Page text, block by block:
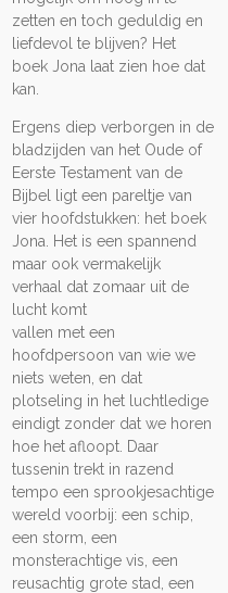
zetten en toch geduldig en
liefdevol te blijven? Het
boek Jona laat zien hoe dat
kan.
Ergens diep verborgen in de
bladzijden van het Oude of
Eerste Testament van de
Bijbel ligt een pareltje van
vier hoofdstukken: het boek
Jona. Het is een spannend
maar ook vermakelijk
verhaal dat zomaar uit de
lucht komt
vallen met een
hoofdpersoon van wie we
niets weten, en dat
plotseling in het luchtledige
eindigt zonder dat we horen
hoe het afloopt. Daar
tussenin trekt in razend
tempo een sprookjesachtige
wereld voorbij: een schip,
een storm, een
monsterachtige vis, een
reusachtig grote stad, een